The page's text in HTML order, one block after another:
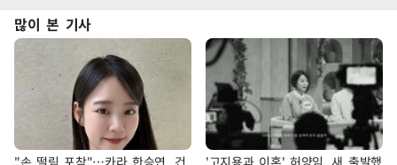
많이 본 기사
"손 떨림 포착"…카라 한승연, 건 '고지용과 이혼' 허양임, 새 출발했